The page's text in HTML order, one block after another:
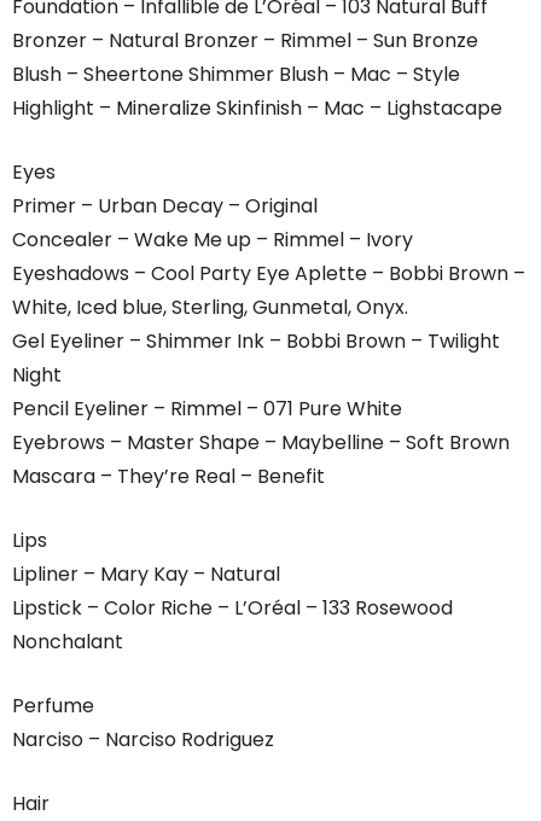
Foundation – Infallible de L’Oréal – 103 Natural Buff
Bronzer – Natural Bronzer – Rimmel – Sun Bronze
Blush – Sheertone Shimmer Blush – Mac – Style
Highlight – Mineralize Skinfinish – Mac – Lighstacape
Eyes
Primer – Urban Decay – Original
Concealer – Wake Me up – Rimmel – Ivory
Eyeshadows – Cool Party Eye Aplette – Bobbi Brown –
White, Iced blue, Sterling, Gunmetal, Onyx.
Gel Eyeliner – Shimmer Ink – Bobbi Brown – Twilight
Night
Pencil Eyeliner – Rimmel – 071 Pure White
Eyebrows – Master Shape – Maybelline – Soft Brown
Mascara – They’re Real – Benefit
Lips
Lipliner – Mary Kay – Natural
Lipstick – Color Riche – L’Oréal – 133 Rosewood
Nonchalant
Perfume
Narciso – Narciso Rodriguez
Hair